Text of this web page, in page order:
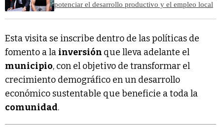
potenciar el desarrollo productivo y el empleo local
Esta visita se inscribe dentro de las políticas de
fomento a la inversión que lleva adelante el
municipio, con el objetivo de transformar el
crecimiento demográfico en un desarrollo
económico sustentable que beneficie a toda la
comunidad.